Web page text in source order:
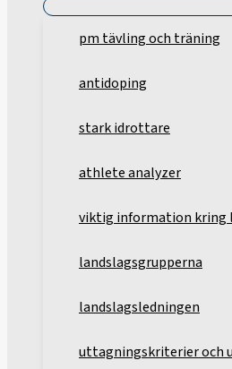
pm tävling och träning
antidoping
stark idrottare
athlete analyzer
viktig information kring
landslagsgrupperna
landslagsledningen
uttagningskriterier och